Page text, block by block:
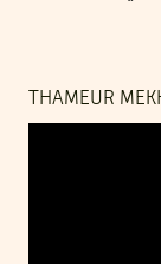
THAMEUR